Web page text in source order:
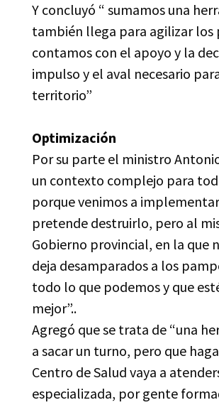
Y concluyó “ sumamos una
también llega para agilizar los
contamos con el apoyo y la
impulso y el aval necesario
territorio”
Optimización
Por su parte el ministro
un contexto complejo para
porque venimos a
pretende destruirlo, pero al
Gobierno provincial, en la que
deja desamparados a los
todo lo que podemos y que
mejor”..
Agregó que se trata de “una
a sacar un turno, pero que
Centro de Salud vaya a
especializada, por gente